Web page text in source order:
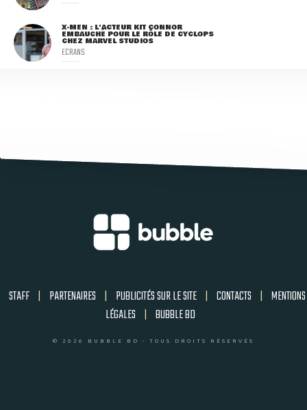
X-MEN : L'ACTEUR KIT CONNOR
EMBAUCHÉ POUR LE RÔLE DE CYCLOPS
CHEZ MARVEL STUDIOS
ECRANS
STAFF | PARTENAIRES | PUBLICITÉS SUR LE SITE | CONTACTS | MENTIONS
LÉGALES | BUBBLE BD
© 2026 BUBBLE BD - TOUS DROITS RÉSERVÉS